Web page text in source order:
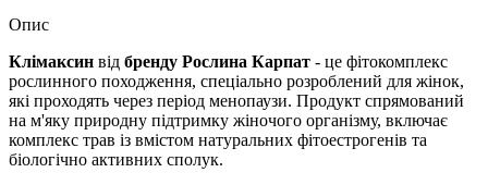
Опис
Клімаксин від бренду Рослина Карпат - це фітокомплекс
рослинного походження, спеціально розроблений для жінок,
які проходять через період менопаузи. Продукт спрямований
на м'яку природну підтримку жіночого організму, включає
комплекс трав із вмістом натуральних фітоестрогенів та
біологічно активних сполук.